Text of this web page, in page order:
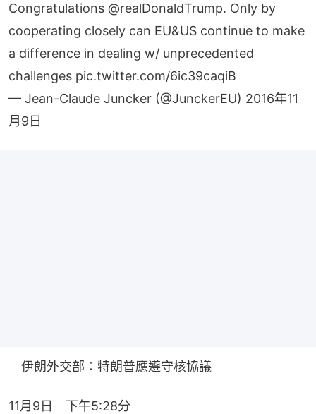
Congratulations @realDonaldTrump. Only by
cooperating closely can EU&US continue to make
a difference in dealing w/ unprecedented
challenges pic.twitter.com/6ic39caqiB
— Jean-Claude Juncker (@JunckerEU) 2016年11
月9日
伊朗外交部：特朗普應遵守核協議
11月9日　下午5:28分